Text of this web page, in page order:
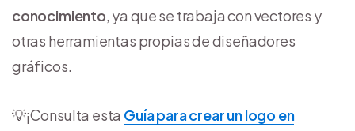
conocimiento, ya que se trabaja con vectores y
otras herramientas propias de diseñadores
gráficos.
💡​¡Consulta esta Guía para crear un logo en